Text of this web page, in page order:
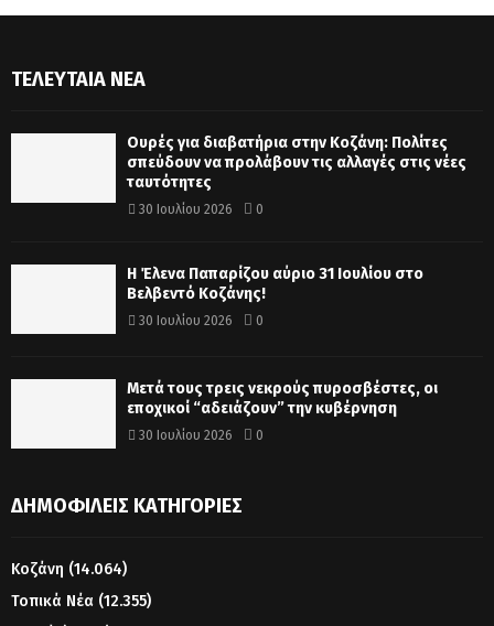
ΤΕΛΕΥΤΑΊΑ ΝΈΑ
Ουρές για διαβατήρια στην Κοζάνη: Πολίτες
σπεύδουν να προλάβουν τις αλλαγές στις νέες
ταυτότητες
30 Ιουλίου 2026 0
Η Έλενα Παπαρίζου αύριο 31 Ιουλίου στο
Βελβεντό Κοζάνης!
30 Ιουλίου 2026 0
Μετά τους τρεις νεκρούς πυροσβέστες, οι
εποχικοί “αδειάζουν” την κυβέρνηση
30 Ιουλίου 2026 0
ΔΗΜΟΦΙΛΕΊΣ ΚΑΤΗΓΟΡΊΕΣ
Κοζάνη (14.064)
Τοπικά Νέα (12.355)